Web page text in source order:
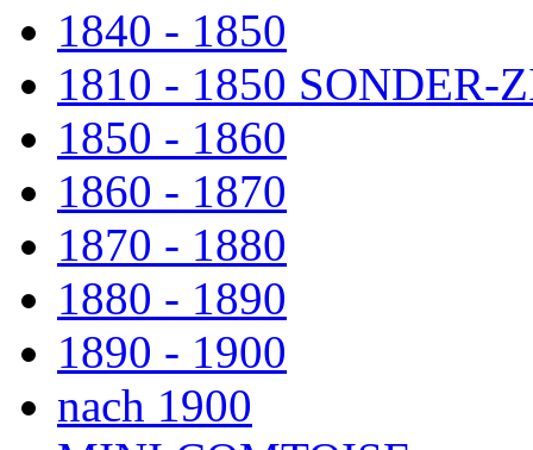
1840 - 1850
1810 - 1850 SONDER-
1850 - 1860
1860 - 1870
1870 - 1880
1880 - 1890
1890 - 1900
nach 1900